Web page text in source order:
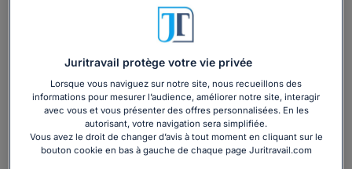
Vous souhaitez une consultation par
téléphone ?
Consulter immédiatement
ou appelez le01 75 75 42 33(8h à 21h du lundi au
vendredi)
Juritravail protège votre vie privée
Lorsque vous naviguez sur notre site, nous recueillons des
informations pour mesurer l’audience, améliorer notre site, interagir
avec vous et vous présenter des offres personnalisées. En les
autorisant, votre navigation sera simplifiée.
Vous avez le droit de changer d’avis à tout moment en cliquant sur le
bouton cookie en bas à gauche de chaque page Juritravail.com